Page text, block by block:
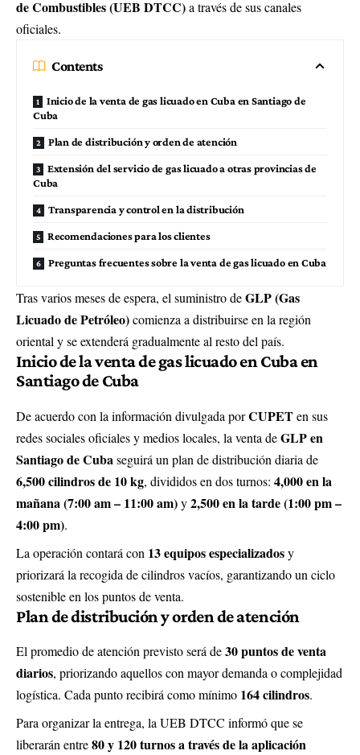
de Combustibles (UEB DTCC)a través de sus canales
oficiales.
Contents
Inicio de la venta de gas licuado en Cuba en Santiago de
Cuba
Plan de distribución y orden de atención
Extensión del servicio de gas licuado a otras provincias de
Cuba
Transparencia y control en la distribución
Recomendaciones para los clientes
Preguntas frecuentes sobre la venta de gas licuado en Cuba
Tras varios meses de espera, el suministro deGLP (Gas
Licuado de Petróleo)comienza a distribuirse en la región
oriental y se extenderá gradualmente al resto del país.
Inicio de la venta de gas licuado en Cuba en
Santiago de Cuba
De acuerdo con la información divulgada porCUPETen sus
redes sociales oficiales y medios locales, la venta deGLP en
Santiago de Cuba seguirá un plan de distribución diaria de
6,500 cilindros de 10 kg, divididos en dos turnos: 4,000 en la
mañana (7:00 am – 11:00 am)y2,500 en la tarde (1:00 pm –
4:00 pm).
La operación contará con 13 equipos especializadosy
priorizará la recogida de cilindros vacíos, garantizando un ciclo
sostenible en los puntos de venta.
Plan de distribución y orden de atención
El promedio de atención previsto será de30 puntos de venta
diarios, priorizando aquellos con mayor demanda o complejidad
logística. Cada punto recibirá como mínimo 164 cilindros.
Para organizar la entrega, la UEB DTCC informó que se
liberarán entre80 y 120 turnos a través de la aplicación